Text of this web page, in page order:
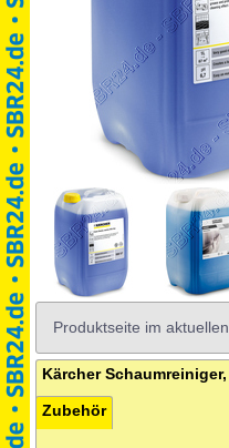
Produktseite im aktuellen
Zubehör